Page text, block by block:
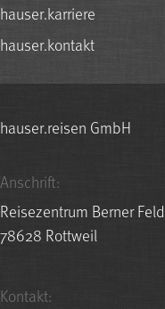
hauser.karriere
hauser.kontakt
hauser.reisen GmbH
Anschrift:
Reisezentrum Berner Feld
78628 Rottweil
Kontakt: